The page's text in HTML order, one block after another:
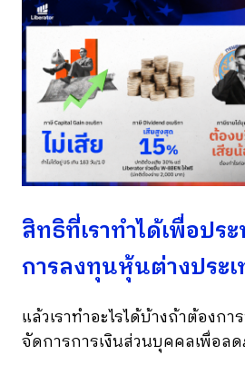
สิทธิที่เราทำได้เพื่อปร
การลงทุนหุ้นต่างประ
แล้วเราทำอะไรได้บ้างถ้าต้องก
จัดการการเงินส่วนบุคคลเพื่อล